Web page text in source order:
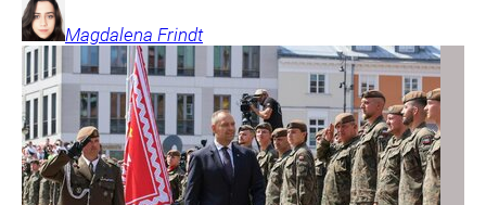
Magdalena Frindt